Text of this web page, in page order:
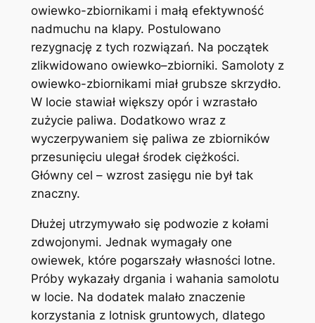
owiewko-zbiornikami i małą efektywność
nadmuchu na klapy. Postulowano
rezygnację z tych rozwiązań. Na początek
zlikwidowano owiewko–zbiorniki. Samoloty z
owiewko-zbiornikami miał grubsze skrzydło.
W locie stawiał większy opór i wzrastało
zużycie paliwa. Dodatkowo wraz z
wyczerpywaniem się paliwa ze zbiorników
przesunięciu ulegał środek ciężkości.
Główny cel – wzrost zasięgu nie był tak
znaczny.
Dłużej utrzymywało się podwozie z kołami
zdwojonymi. Jednak wymagały one
owiewek, które pogarszały własności lotne.
Próby wykazały drgania i wahania samolotu
w locie. Na dodatek malało znaczenie
korzystania z lotnisk gruntowych, dlatego